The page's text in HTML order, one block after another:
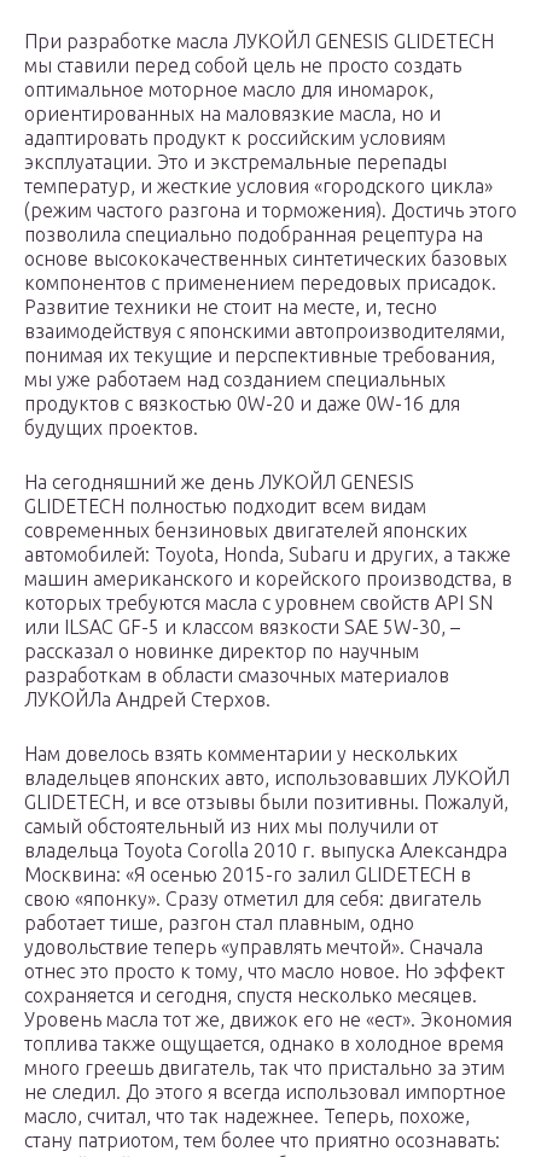
При разработке масла ЛУКОЙЛ GENESIS GLIDETECH
мы ставили перед собой цель не просто создать
оптимальное моторное масло для иномарок,
ориентированных на маловязкие масла, но и
адаптировать продукт к российским условиям
эксплуатации. Это и экстремальные перепады
температур, и жесткие условия «городского цикла»
(режим частого разгона и торможения). Достичь этого
позволила специально подобранная рецептура на
основе высококачественных синтетических базовых
компонентов с применением передовых присадок.
Развитие техники не стоит на месте, и, тесно
взаимодействуя с японскими автопроизводителями,
понимая их текущие и перспективные требования,
мы уже работаем над созданием специальных
продуктов с вязкостью 0W-20 и даже 0W-16 для
будущих проектов.
На сегодняшний же день ЛУКОЙЛ GENESIS
GLIDETECH полностью подходит всем видам
современных бензиновых двигателей японских
автомобилей: Toyota, Honda, Subaru и других, а также
машин американского и корейского производства, в
которых требуются масла с уровнем свойств API SN
или ILSAC GF-5 и классом вязкости SAE 5W-30, –
рассказал о новинке директор по научным
разработкам в области смазочных материалов
ЛУКОЙЛа Андрей Стерхов.
Нам довелось взять комментарии у нескольких
владельцев японских авто, использовавших ЛУКОЙЛ
GLIDETECH, и все отзывы были позитивны. Пожалуй,
самый обстоятельный из них мы получили от
владельца Toyota Corolla 2010 г. выпуска Александра
Москвина: «Я осенью 2015-го залил GLIDETECH в
свою «японку». Сразу отметил для себя: двигатель
работает тише, разгон стал плавным, одно
удовольствие теперь «управлять мечтой». Сначала
отнес это просто к тому, что масло новое. Но эффект
сохраняется и сегодня, спустя несколько месяцев.
Уровень масла тот же, движок его не «ест». Экономия
топлива также ощущается, однако в холодное время
много греешь двигатель, так что пристально за этим
не следил. До этого я всегда использовал импортное
масло, считал, что так надежнее. Теперь, похоже,
стану патриотом, тем более что приятно осознавать: